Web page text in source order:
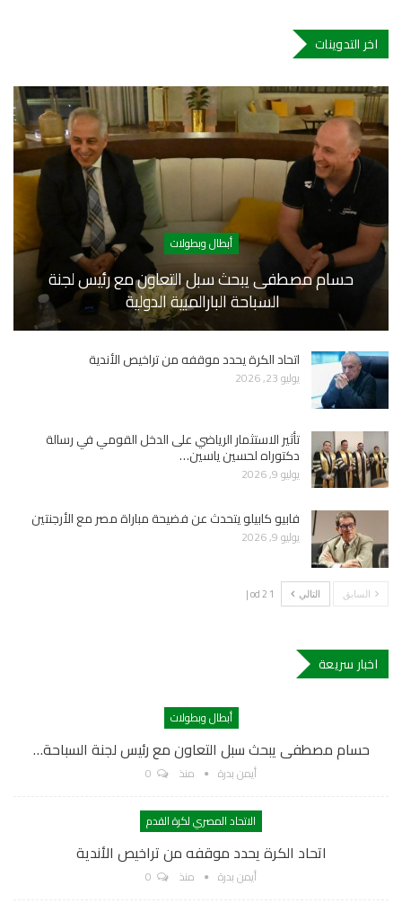
اخر التدوينات
أبطال وبطولات
حسام مصطفى يبحث سبل التعاون مع رئيس لجنة
السباحة البارالمبية الدولية
اتحاد الكرة يحدد موقفه من تراخيص الأندية
يوليو 23, 2026
تأثير الاستثمار الرياضي على الدخل القومي في رسالة
دكتوراه لحسين ياسين…
يوليو 9, 2026
فابيو كابيلو يتحدث عن فضيحة مباراة مصر مع الأرجنتين
يوليو 9, 2026
السابق التالي 1 od 2 |
اخبار سريعة
أبطال وبطولات
حسام مصطفى يبحث سبل التعاون مع رئيس لجنة السباحة…
أيمن بدرة منذ
الاتحاد المصري لكرة القدم
اتحاد الكرة يحدد موقفه من تراخيص الأندية
أيمن بدرة منذ